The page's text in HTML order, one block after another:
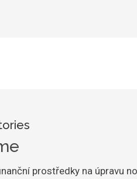
prostředky na úpravu